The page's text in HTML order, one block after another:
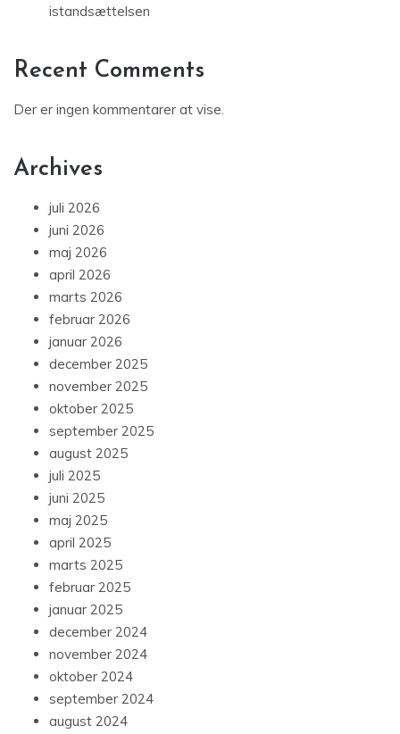
istandsættelsen
Recent Comments
Der er ingen kommentarer at vise.
Archives
juli 2026
juni 2026
maj 2026
april 2026
marts 2026
februar 2026
januar 2026
december 2025
november 2025
oktober 2025
september 2025
august 2025
juli 2025
juni 2025
maj 2025
april 2025
marts 2025
februar 2025
januar 2025
december 2024
november 2024
oktober 2024
september 2024
august 2024